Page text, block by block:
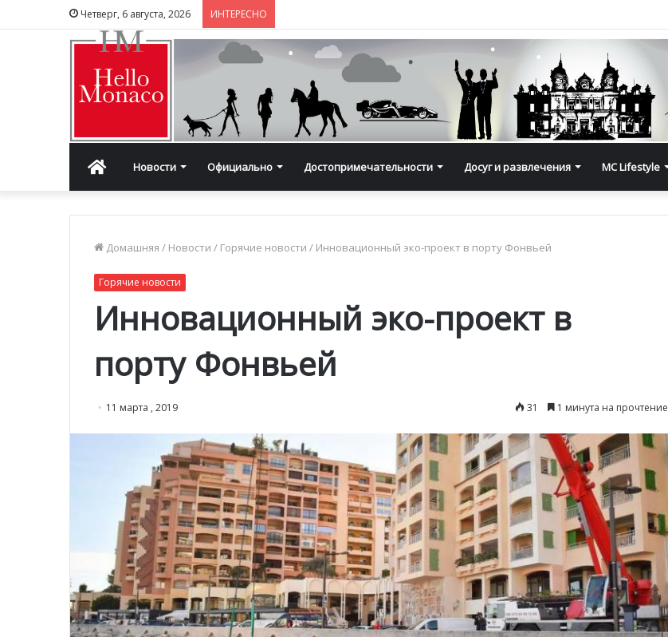
Четверг, 6 августа, 2026 ИНТЕРЕСНО
ГлавнаяНовости Официально Достопримечательности Досуг и развлечения MC Lifestyle
Домашняя / Новости / Горячие новости / Инновационный эко-проект в порту Фонвьей
Горячие новости
Инновационный эко-проект в
порту Фонвьей
11 марта , 2019 31 1 минута на прочтение